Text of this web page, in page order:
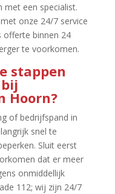
een specialist.​
onze 24/7 service
offerte binnen 24
te voorkomen.​
stappen
Hoorn?
of bedrijfspand in
snel te
Sluit eerst
dat er meer
onmiddellijk
112; wij zijn 24/7